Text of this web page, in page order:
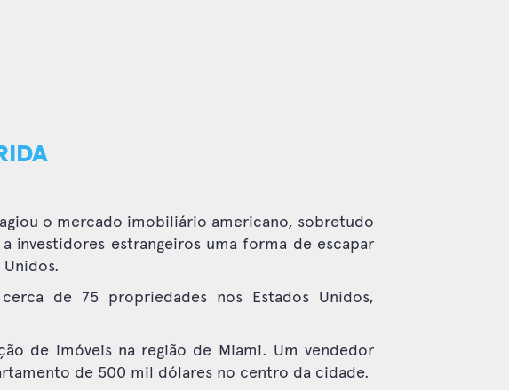
o mercado imobiliário americano, sobretudo
investidores estrangeiros uma forma de escapar
de 75 propriedades nos Estados Unidos,
de imóveis na região de Miami. Um vendedor
de 500 mil dólares no centro da cidade.